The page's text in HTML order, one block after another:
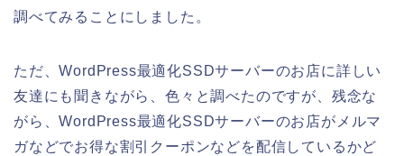
調べてみることにしました。
ただ、WordPress最適化SSDサーバーのお店に詳しい
友達にも聞きながら、色々と調べたのですが、残念な
がら、WordPress最適化SSDサーバーのお店がメルマ
ガなどでお得な割引クーポンなどを配信しているかど